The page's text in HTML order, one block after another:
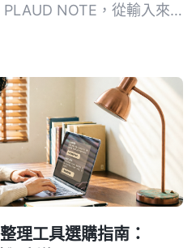
NOTE，從輸入來
理工具選購指南：